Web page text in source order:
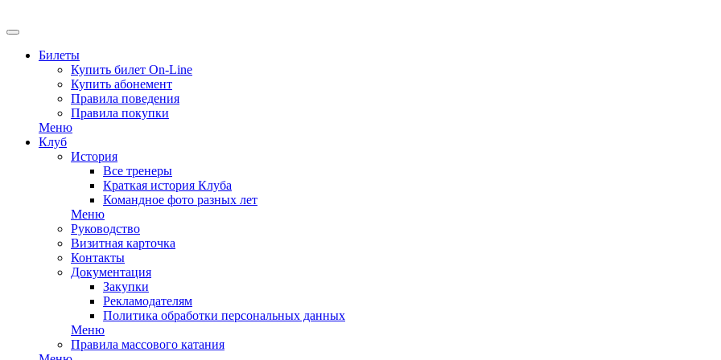
Билеты
Купить билет On-Line
Купить абонемент
Правила поведения
Правила покупки
Меню
Клуб
История
Все тренеры
Краткая история Клуба
Командное фото разных лет
Меню
Руководство
Визитная карточка
Контакты
Документация
Закупки
Рекламодателям
Политика обработки персональных данных
Меню
Правила массового катания